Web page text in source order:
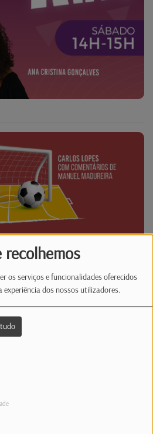
os serviços e funcionalidades oferecidos
experiência dos nossos utilizadores.